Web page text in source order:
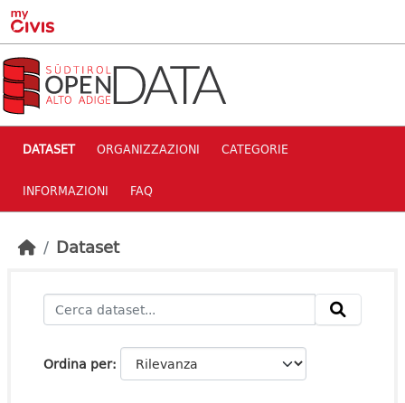
Skip to main content
DATASET ORGANIZZAZIONI CATEGORIE
INFORMAZIONI FAQ
Dataset
Ordina per